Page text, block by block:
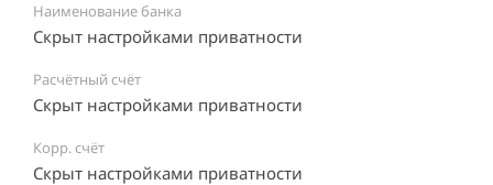
Наименование банка
Скрыт настройками приватности
Расчётный счёт
Скрыт настройками приватности
Корр. счёт
Скрыт настройками приватности